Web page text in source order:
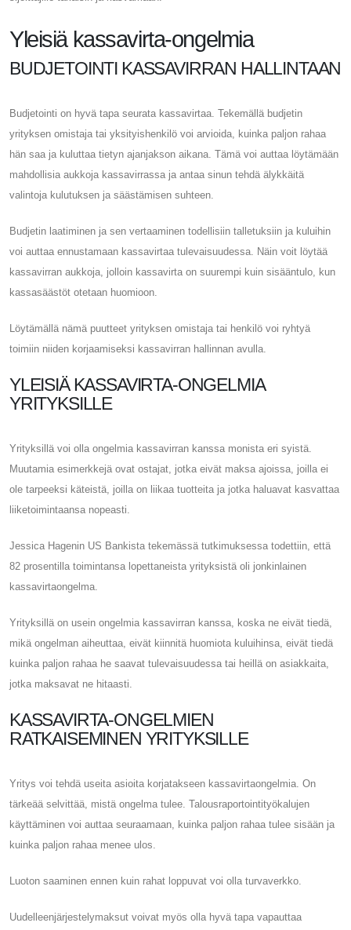
Yleisiä kassavirta-ongelmia
BUDJETOINTI KASSAVIRRAN HALLINTAAN
Budjetointi on hyvä tapa seurata kassavirtaa. Tekemällä budjetin
yrityksen omistaja tai yksityishenkilö voi arvioida, kuinka paljon rahaa
hän saa ja kuluttaa tietyn ajanjakson aikana. Tämä voi auttaa löytämään
mahdollisia aukkoja kassavirrassa ja antaa sinun tehdä älykkäitä
valintoja kulutuksen ja säästämisen suhteen.
Budjetin laatiminen ja sen vertaaminen todellisiin talletuksiin ja kuluihin
voi auttaa ennustamaan kassavirtaa tulevaisuudessa. Näin voit löytää
kassavirran aukkoja, jolloin kassavirta on suurempi kuin sisääntulo, kun
kassasäästöt otetaan huomioon.
Löytämällä nämä puutteet yrityksen omistaja tai henkilö voi ryhtyä
toimiin niiden korjaamiseksi kassavirran hallinnan avulla.
YLEISIÄ KASSAVIRTA-ONGELMIA
YRITYKSILLE
Yrityksillä voi olla ongelmia kassavirran kanssa monista eri syistä.
Muutamia esimerkkejä ovat ostajat, jotka eivät maksa ajoissa, joilla ei
ole tarpeeksi käteistä, joilla on liikaa tuotteita ja jotka haluavat kasvattaa
liiketoimintaansa nopeasti.
Jessica Hagenin US Bankista tekemässä tutkimuksessa todettiin, että
82 prosentilla toimintansa lopettaneista yrityksistä oli jonkinlainen
kassavirtaongelma.
Yrityksillä on usein ongelmia kassavirran kanssa, koska ne eivät tiedä,
mikä ongelman aiheuttaa, eivät kiinnitä huomiota kuluihinsa, eivät tiedä
kuinka paljon rahaa he saavat tulevaisuudessa tai heillä on asiakkaita,
jotka maksavat ne hitaasti.
KASSAVIRTA-ONGELMIEN
RATKAISEMINEN YRITYKSILLE
Yritys voi tehdä useita asioita korjatakseen kassavirtaongelmia. On
tärkeää selvittää, mistä ongelma tulee. Talousraportointityökalujen
käyttäminen voi auttaa seuraamaan, kuinka paljon rahaa tulee sisään ja
kuinka paljon rahaa menee ulos.
Luoton saaminen ennen kuin rahat loppuvat voi olla turvaverkko.
Uudelleenjärjestelymaksut voivat myös olla hyvä tapa vapauttaa